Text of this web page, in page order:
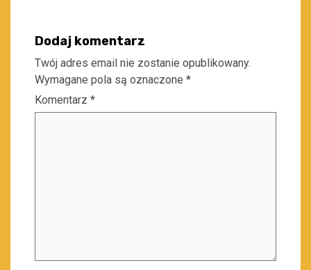
Dodaj komentarz
Twój adres email nie zostanie opublikowany.
Wymagane pola są oznaczone *
Komentarz *